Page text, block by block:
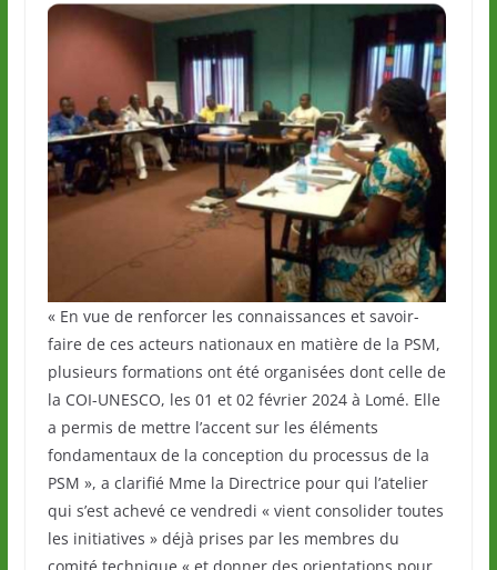
« En vue de renforcer les connaissances et savoir-
faire de ces acteurs nationaux en matière de la PSM,
plusieurs formations ont été organisées dont celle de
la COI-UNESCO, les 01 et 02 février 2024 à Lomé. Elle
a permis de mettre l’accent sur les éléments
fondamentaux de la conception du processus de la
PSM », a clarifié Mme la Directrice pour qui l’atelier
qui s’est achevé ce vendredi « vient consolider toutes
les initiatives » déjà prises par les membres du